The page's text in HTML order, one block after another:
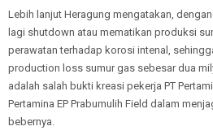
Lebih lanjut Heragung mengatakan,
lagi shutdown atau mematikan produksi
perawatan terhadap korosi intenal,
production loss sumur gas sebesar dua
adalah salah bukti kreasi pekerja PT
Pertamina EP Prabumulih Field dalam
bebernya.